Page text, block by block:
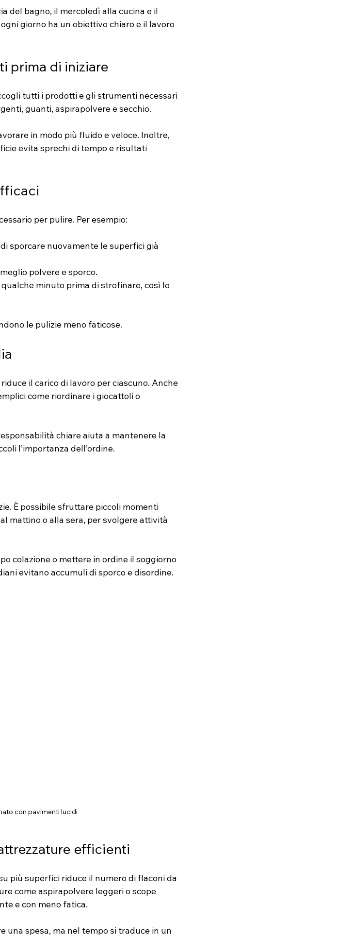
del bagno, il mercoledì alla cucina e il
giorno ha un obiettivo chiaro e il lavoro
prima di iniziare
tutti i prodotti e gli strumenti necessari
guanti, aspirapolvere e secchio.
in modo più fluido e veloce. Inoltre,
evita sprechi di tempo e risultati
per pulire. Per esempio:
sporcare nuovamente le superfici già
polvere e sporco.
minuto prima di strofinare, così lo
le pulizie meno faticose.
il carico di lavoro per ciascuno. Anche
come riordinare i giocattoli o
chiare aiuta a mantenere la
l’importanza dell’ordine.
È possibile sfruttare piccoli momenti
mattino o alla sera, per svolgere attività
colazione o mettere in ordine il soggiorno
evitano accumuli di sporco e disordine.
con pavimenti lucidi
efficienti
più superfici riduce il numero di flaconi da
come aspirapolvere leggeri o scope
e con meno fatica.
spesa, ma nel tempo si traduce in un